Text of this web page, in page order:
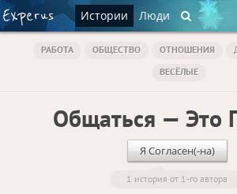
Истории Люди
РАБОТА ОБЩЕСТВО ОТНОШЕНИЯ
ВЕСЁЛЫЕ
Общаться — Это
Я Согласен(-на)
1 история от 1-го автора